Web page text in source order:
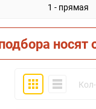
1 - прямая
носят
ПлиткаКомпактно